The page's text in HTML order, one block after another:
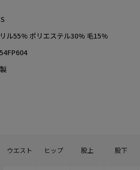
ル55% ポリエステル30% 毛15%
ウエスト ヒップ 股上 股下